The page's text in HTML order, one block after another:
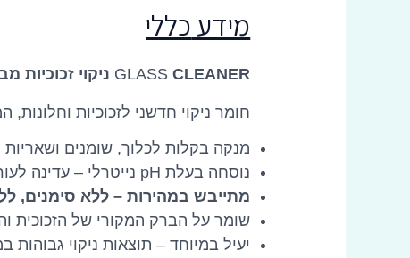
מידעכללי
GLASS CLEANER ניקוי זכוכיות מבריק, טבעי וחכם
חומר ניקוי חדשני לזכוכיות
מנקה בקלות לכלוך, שומנים ושאריות
נוסחה בעלת pH נייטרלי – עדינה לעור, חזקה ללכלוך
מתייבש במהירות – ללא סימנים,
שומר על הברק המקורי של הזכוכית
יעיל במיוחד – תוצאות ניקוי גבוהות